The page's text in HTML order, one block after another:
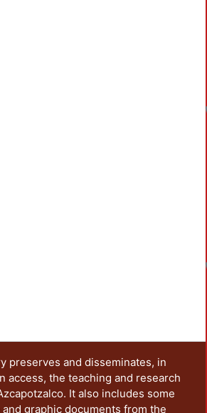
preserves and disseminates, in
access, the teaching and research
It also includes some
graphic documents from the